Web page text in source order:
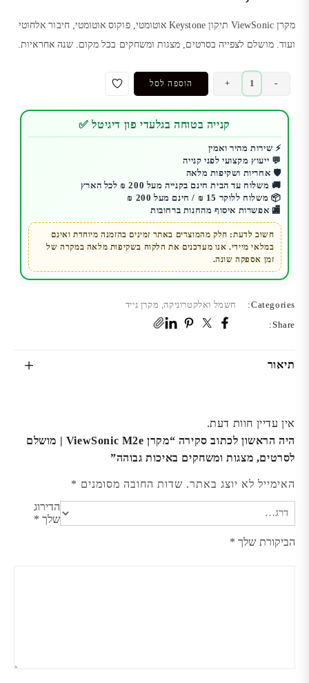
מקרן ViewSonic תיקון Keystone אוטומטי, פוקוס אוטומטי, חיבור אלחוטי
ועוד. מושלם לצפייה בסרטים, מצגות ומשחקים בכל מקום. שנה אחראיות.
-
כמות
של
מקרן
ViewSonic
M2e
|
מושלם
לסרטים,
מצגות
ומשחקים
באיכות
+ הוספה לסל
קנייה בטוחה בגלעדי פון דיגיטל ✅
⚡ שירות מהיר ואמין
💬 ייעוץ מקצועי לפני קנייה
🛡️ אחריות ושקיפות מלאה
🚚 משלוח עד הבית חינם בקנייה מעל 200 ₪ לכל הארץ
📦 משלוח ללוקר 15 ₪ / חינם מעל 200 ₪
🏬 אפשרות איסוף מהחנות ברחובות
חשוב לדעת: חלק מהמוצרים באתר זמינים בהזמנה מיוחדת ואינם
במלאי מיידי. אנו מעדכנים את הלקוח בשקיפות מלאה במקרה של
זמן אספקה שונה.
Categories: חשמל ואלקטרוניקה, מקרן נייד
Share:
תיאור
אין עדיין חוות דעת.
היה הראשון לכתוב סקירה “מקרן ViewSonic M2e | מושלם
לסרטים, מצגות ומשחקים באיכות גבוהה”
האימייל לא יוצג באתר. שדות החובה מסומנים *
הדירוג
שלך *
הביקורת שלך *